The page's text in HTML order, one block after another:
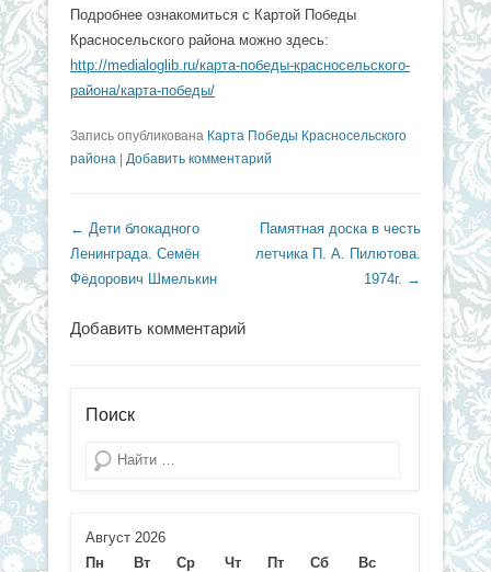
Подробнее ознакомиться с Картой Победы
Красносельского района можно здесь:
http://medialoglib.ru/карта-победы-красносельского-
района/карта-победы/
Запись опубликована Карта Победы Красносельского
района
Добавить комментарий
Навигация по записям
← Дети блокадного
Ленинграда. Семён
Фёдорович Шмелькин
Памятная доска в честь
летчика П. А. Пилютова.
1974г. →
Добавить комментарий
Поиск
Поиск
Август 2026
Пн
Вт Ср Чт Пт Сб
Вс